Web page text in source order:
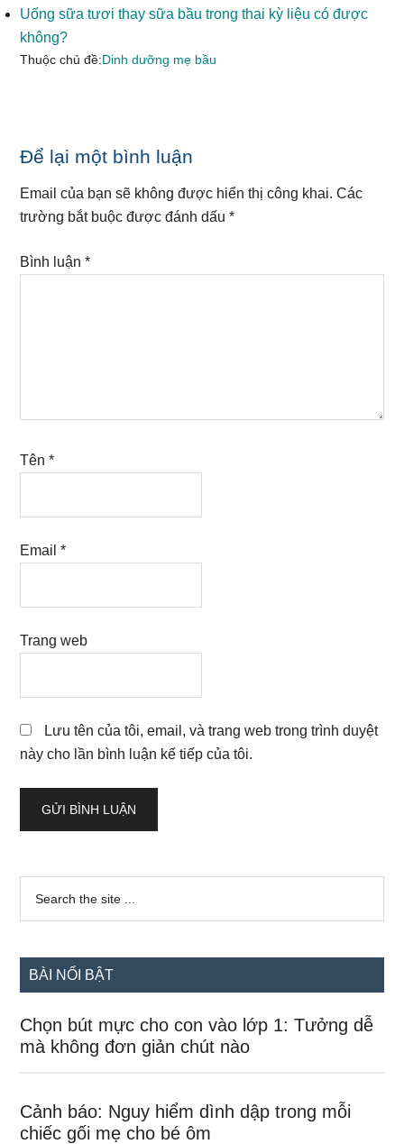
Uống sữa tươi thay sữa bầu trong thai kỳ liệu có được
không?
Thuộc chủ đề:Dinh dưỡng mẹ bầu
Reader
Interactions
Để lại một bình luận
Email của bạn sẽ không được hiển thị công khai. Các
trường bắt buộc được đánh dấu*
Bình luận*
Tên*
Email*
Trang web
Lưu tên của tôi, email, và trang web trong trình duyệt
này cho lần bình luận kế tiếp của tôi.
Sidebar
chính
...
BÀI NỔI BẬT
Chọn bút mực cho con vào lớp 1: Tưởng dễ
mà không đơn giản chút nào
Cảnh báo: Nguy hiểm dình dập trong mỗi
chiếc gối mẹ cho bé ôm